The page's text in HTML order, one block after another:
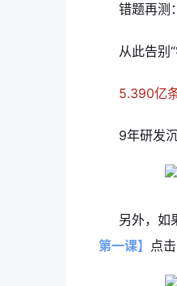
错题再测
从此告别
5.390亿
9年研发
另外，如
第一课】 点